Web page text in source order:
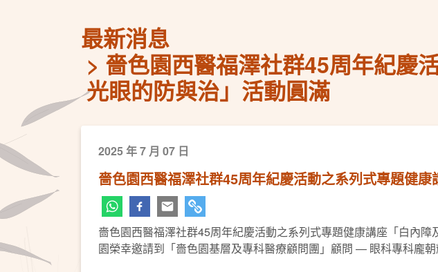
最新消息
嗇色園西醫福澤社群45周年紀慶
光眼的防與治」活動圓滿
2025 年 7 月 07 日
嗇色園西醫福澤社群45周年紀慶活動之系列式專題健
嗇色園西醫福澤社群45周年紀慶活動之系列式專題健康講座「白內
園榮幸邀請到「嗇色園基層及專科醫療顧問團」顧問 — 眼科專科龐朝